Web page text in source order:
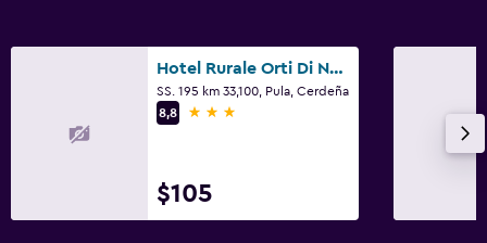
Hotel Rurale Orti Di Nora & Spa
SS. 195 km 33,100, Pula, Cerdeña
8,8
3 estrellas
$105